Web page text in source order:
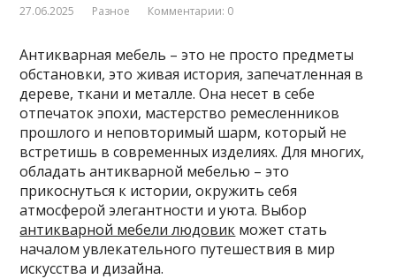
27.06.2025 Разное Комментарии: 0
Антикварная мебель – это не просто предметы
обстановки, это живая история, запечатленная в
дереве, ткани и металле. Она несет в себе
отпечаток эпохи, мастерство ремесленников
прошлого и неповторимый шарм, который не
встретишь в современных изделиях. Для многих,
обладать антикварной мебелью – это
прикоснуться к истории, окружить себя
атмосферой элегантности и уюта. Выбор
антикварной мебели людовик может стать
началом увлекательного путешествия в мир
искусства и дизайна.